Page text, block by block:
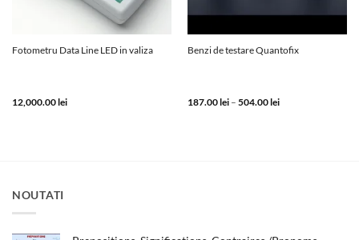
Fotometru Data Line LED in valiza
12,000.00lei
Benzi de testare Quantofix
187.00lei – 504.00leiInterval
NOUTATI